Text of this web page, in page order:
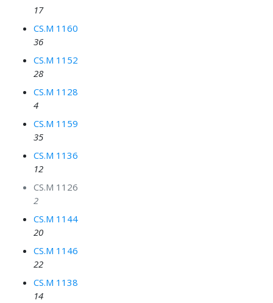
17
CS.M 1160
36
CS.M 1152
28
CS.M 1128
4
CS.M 1159
35
CS.M 1136
12
CS.M 1126
2
CS.M 1144
20
CS.M 1146
22
CS.M 1138
14